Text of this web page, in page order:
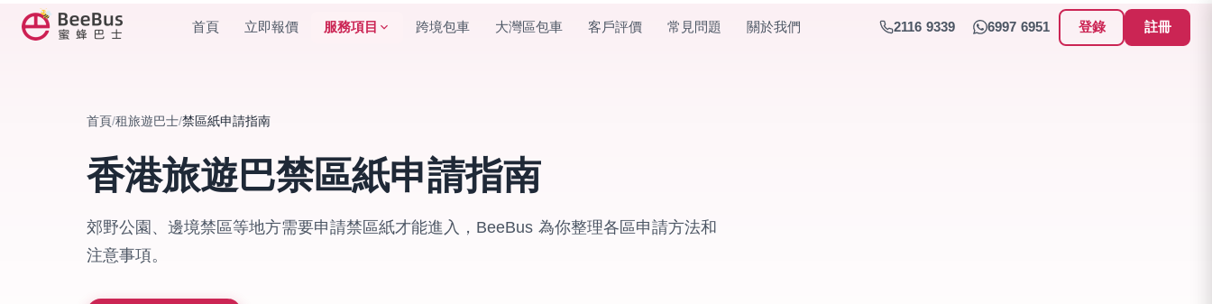
首頁 立即報價 服務項目 跨境包車 大灣區包車 客戶評價 常見問題 關於我們 2116 9339 6997 6951 登錄 註冊
首頁/租旅遊巴士/禁區紙申請指南
香港旅遊巴禁區紙申請指南
郊野公園、邊境禁區等地方需要申請禁區紙才能進入，BeeBus 為你整理各區申請方法和
注意事項。